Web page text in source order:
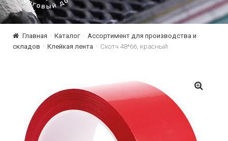
Главная Каталог
Ассортимент для производства и
складов
Клейкая лента Скотч 48*66, красный